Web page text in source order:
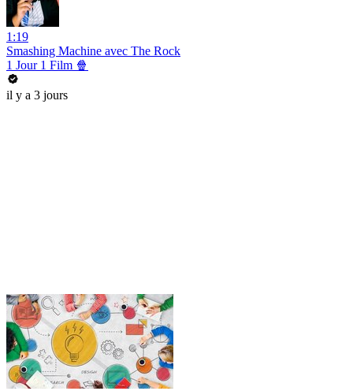
1:19
Smashing Machine avec The Rock
1 Jour 1 Film 🍿
il y a 3 jours